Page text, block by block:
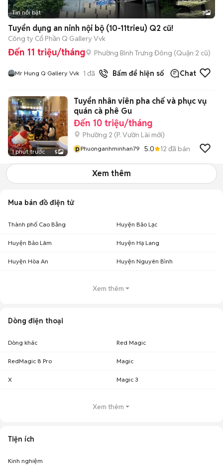
Tin nổi bật 3
Tuyển dụng an ninh nội bộ (10-11trieu) Q2 cũ!
Công ty Cổ Phần Q Gallery Vvk
Đến 11 triệu/tháng Phường Bình Trưng Đông (Quận 2 cũ)
Mr Hung Q Gallery Vvk 1 đã bán Bấm để hiện số Chat
1 phút trước 5
Tuyển nhân viên pha chế và phục vụ
quán cà phê Gu
Đến 10 triệu/tháng
Phường 2 (P. Vườn Lài mới)
pPhuonganhminhan79 5.0 12 đã bán
Xem thêm
Mua bán đồ điện tử
Thành phố Cao Bằng Huyện Bảo Lạc
Huyện Bảo Lâm Huyện Hạ Lang
Huyện Hòa An Huyện Nguyên Bình
Xem thêm
Dòng điện thoại
Dòng khác Red Magic
RedMagic 8 Pro Magic
X Magic 3
Xem thêm
Tiện ích
Kinh nghiệm